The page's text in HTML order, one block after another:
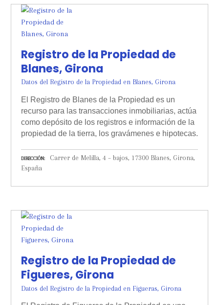
Registro de la Propiedad de
Blanes, Girona
Datos del Registro de la Propiedad en Blanes, Girona
El Registro de Blanes de la Propiedad es un
recurso para las transacciones inmobiliarias, actúa
como depósito de los registros e información de la
propiedad de la tierra, los gravámenes e hipotecas.
DIRECCIÓN
Carrer de Melilla, 4 – bajos, 17300 Blanes, Girona,
España
Registro de la Propiedad de
Figueres, Girona
Datos del Registro de la Propiedad en Figueras, Girona